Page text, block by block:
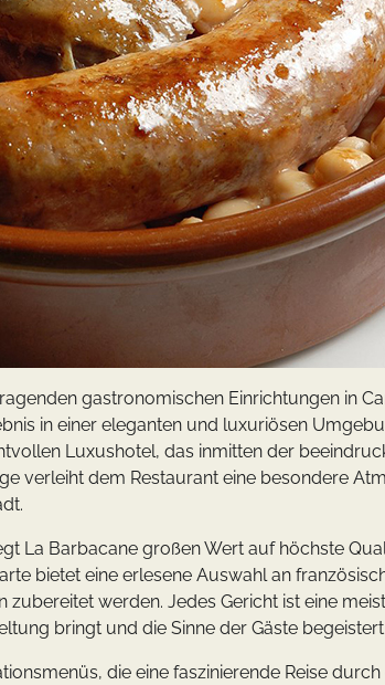
gastronomischen Einrichtungen in
in einer eleganten und luxuriösen
Luxushotel, das inmitten der
verleiht dem Restaurant eine besondere
La Barbacane großen Wert auf höchste
bietet eine erlesene Auswahl an
werden. Jedes Gericht ist eine
bringt und die Sinne der Gäste begeistert.
die eine faszinierende Reise